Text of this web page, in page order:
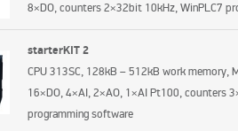
8×DO, counters 2×32bit 10kHz, WinPLC7
starterKIT 2
CPU 313SC, 128kB – 512kB work memory,
16×DO, 4×AI, 2×AO, 1×AI Pt100, counters
programming software